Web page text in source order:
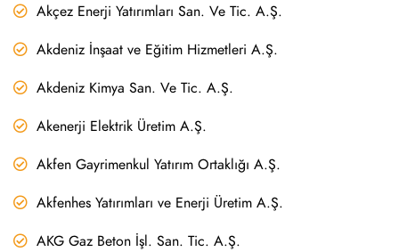
Akçez Enerji Yatırımları San. Ve Tic. A.Ş.
Akdeniz İnşaat ve Eğitim Hizmetleri A.Ş.
Akdeniz Kimya San. Ve Tic. A.Ş.
Akenerji Elektrik Üretim A.Ş.
Akfen Gayrimenkul Yatırım Ortaklığı A.Ş.
Akfenhes Yatırımları ve Enerji Üretim A.Ş.
AKG Gaz Beton İşl. San. Tic. A.Ş.